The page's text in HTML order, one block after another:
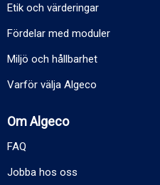
Etik och värderingar
Fördelar med moduler
Miljö och hållbarhet
Varför välja Algeco
Om Algeco
FAQ
Jobba hos oss